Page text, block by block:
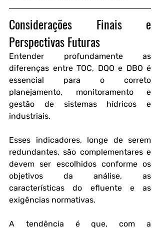
Considerações Finais e
Perspectivas Futuras
Entender profundamente as
diferenças entre TOC, DQO e DBO é
essencial para o correto
planejamento, monitoramento e
gestão de sistemas hídricos e
industriais.
Esses indicadores, longe de serem
redundantes, são complementares e
devem ser escolhidos conforme os
objetivos da análise, as
características do efluente e as
exigências normativas.
A tendência é que, com a